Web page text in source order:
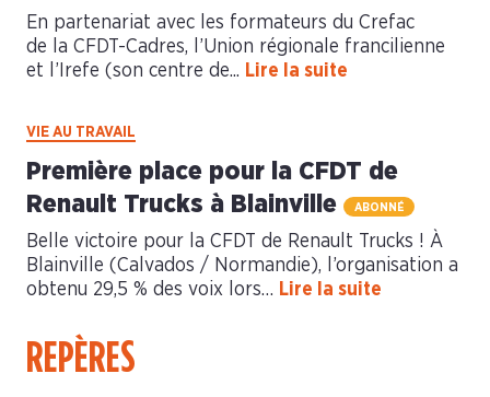
En partenariat avec les formateurs du Crefac
de la CFDT-Cadres, l’Union régionale francilienne
et l’Irefe (son centre de... Lire la suite
VIE AU TRAVAIL
Première place pour la CFDT de
Renault Trucks à Blainville
ABONNÉ
Belle victoire pour la CFDT de Renault Trucks ! À
Blainville (Calvados / Normandie), l’organisation a
obtenu 29,5 % des voix lors… Lire la suite
REPÈRES